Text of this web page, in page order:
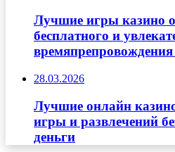
Лучшие игры казино
бесплатного и
28.03.2026
Лучшие онлайн
игры и развлечений
деньги